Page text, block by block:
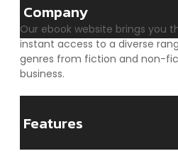
Company
Our ebook website brings you
instant access to a diverse
genres from fiction and non-
business.
Features